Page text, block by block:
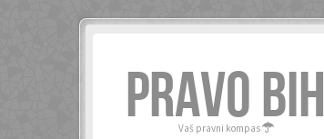
PRAVO BIH
Vaš pravni kompas